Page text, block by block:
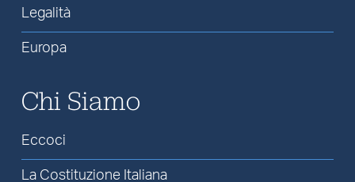
Legalità
Europa
Chi Siamo
Eccoci
La Costituzione Italiana